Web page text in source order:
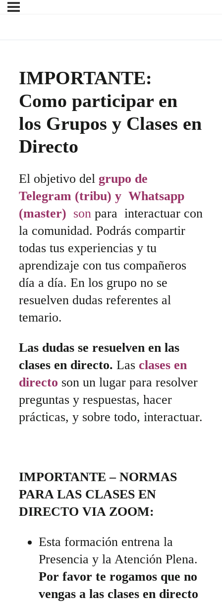
IMPORTANTE:
Como participar en
los Grupos y Clases en
Directo
El objetivo del grupo de
Telegram (tribu) y Whatsapp
(master) sonpara interactuar con
la comunidad. Podrás compartir
todas tus experiencias y tu
aprendizaje con tus compañeros
día a día. En los grupo no se
resuelven dudas referentes al
temario.
Las dudas se resuelven en las
clases en directo.Las clases en
directo son un lugar para resolver
preguntas y respuestas, hacer
prácticas, y sobre todo, interactuar.
IMPORTANTE – NORMAS
PARA LAS CLASES EN
DIRECTO VIA ZOOM:
Esta formación entrena la
Presencia y la Atención Plena.
Por favor te rogamos que no
vengas a las clases en directo